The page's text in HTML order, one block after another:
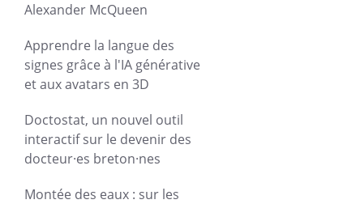
Alexander McQueen
Apprendre la langue des
signes grâce à l'IA générative
et aux avatars en 3D
Doctostat, un nouvel outil
interactif sur le devenir des
docteur·es breton·nes
Montée des eaux : sur les